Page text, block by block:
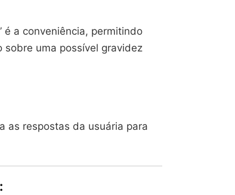
é a conveniência, permitindo
sobre uma possível gravidez
as respostas da usuária para